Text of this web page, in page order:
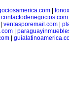
|
contactodenegocios.com
ventasporemail.com